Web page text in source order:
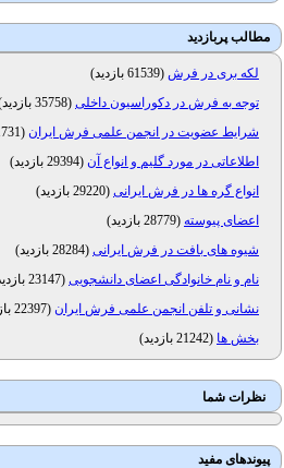
مطالب پربازدید
لکه بری در فرش( 61539 بازدید
)
توجه به فرش در دکوراسیون داخلی( 35758 بازدید
)
شرایط عضویت در انجمن علمی فرش ایران (31731 بازدید
اطلاعاتی در مورد گلیم و انواع آن (29394 بازدید
)
انواع گره ها در فرش ایرانی( 29220 بازدید
)
اعضای پیوسته(28779 بازدید
)
شیوه های بافت در فرش ایرانی( 28284 بازدید
)
نام و نام خانوادگی اعضای دانشجویی( 23147 بازدید
)
نشانی و تلفن انجمن علمی فرش ایران (22397 بازدید
بخش ها (21242 بازدید )
نظرات شما
پیوندهای مفید